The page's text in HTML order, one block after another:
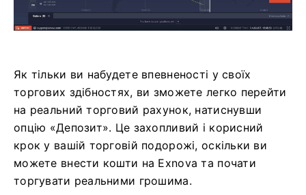
Як тільки ви набудете впевненості у своїх
торгових здібностях, ви зможете легко перейти
на реальний торговий рахунок, натиснувши
опцію «Депозит». Це захопливий і корисний
крок у вашій торговій подорожі, оскільки ви
можете внести кошти на Exnova та почати
торгувати реальними грошима.